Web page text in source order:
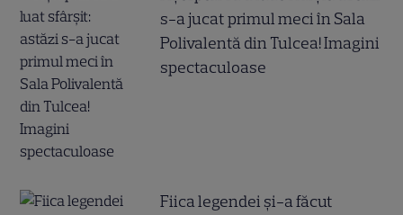
s-a jucat primul meci în Sala
Polivalentă din Tulcea! Imagini
spectaculoase
Fiica legendei și-a făcut